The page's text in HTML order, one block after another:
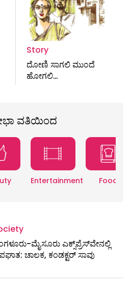
Story
ದೋಣಿ ಸಾಗಲಿ ಮುಂದೆ
ಹೋಗಲಿ…
ವತಿಯಿಂದ
Entertainment Food
ಮೈಸೂರು ಎಕ್ಸ್​ಪ್ರೆಸ್‌ವೇನಲ್ಲಿ
ಚಾಲಕ, ಕಂಡಕ್ಟರ್ ಸಾವು